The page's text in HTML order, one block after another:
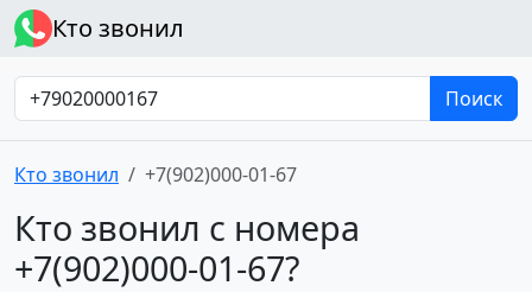
Кто звонил
Поиск
Кто звонил +7(902)000-01-67
Кто звонил с номера
+7(902)000-01-67?